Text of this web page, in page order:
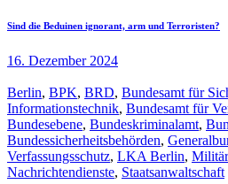
Sind die Beduinen ignorant, arm und Terroristen?
16. Dezember 2024
Berlin, BPK, BRD, Bundesamt für
Informationstechnik, Bundesamt für
Bundesebene, Bundeskriminalamt,
Bundessicherheitsbehörden,
Verfassungsschutz, LKA Berlin,
Nachrichtendienste, Staatsanwaltschaft